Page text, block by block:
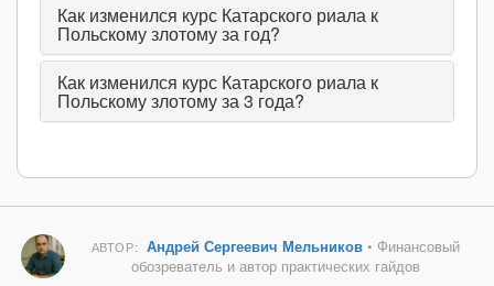
Как изменился курс Катарского риала к
Польскому злотому за год?
Как изменился курс Катарского риала к
Польскому злотому за 3 года?
АВТОР: Андрей Сергеевич Мельников• Финансовый
обозреватель и автор практических гайдов